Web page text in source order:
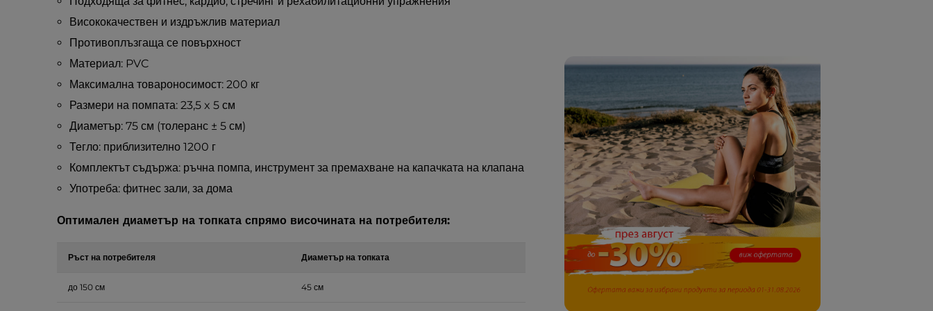
Висококачествен и издръжлив материал
Противоплъзгаща се повърхност
Материал: PVC
Максимална товароносимост: 200 кг
Размери на помпата: 23,5 x 5 см
Диаметър: 75 см (толеранс ± 5 см)
Тегло: приблизително 1200 г
Комплектът съдържа: ръчна помпа, инструмент за премахване на капачката на клапана
Употреба: фитнес зали, за дома
Оптимален диаметър на топката спрямо височината на потребителя:
Ръст на потребителя Диаметър на топката
до 150 см 45 см